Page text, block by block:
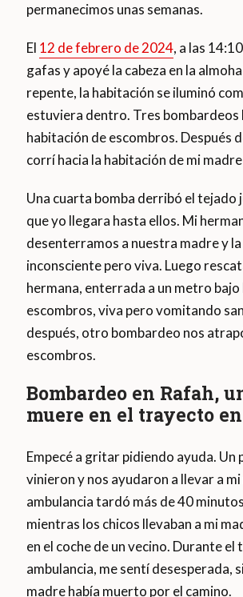
permanecimos unas semanas.
El 12 de febrero de 2024, a las
gafas y apoyé la cabeza en la
repente, la habitación se iluminó
estuviera dentro. Tres bombardeos
habitación de escombros. Después
corrí hacia la habitación de mi
Una cuarta bomba derribó el tejado
que yo llegara hasta ellos. Mi
desenterramos a nuestra madre y
inconsciente pero viva. Luego
hermana, enterrada a un metro bajo
escombros, viva pero vomitando
después, otro bombardeo nos
escombros.
Bombardeo en Rafah,
muere en el trayecto
Empecé a gritar pidiendo ayuda. Un
vinieron y nos ayudaron a llevar a mi
ambulancia tardó más de 40
mientras los chicos llevaban a mi
en el coche de un vecino. Durante el
ambulancia, me sentí desesperada,
madre había muerto por el camino.